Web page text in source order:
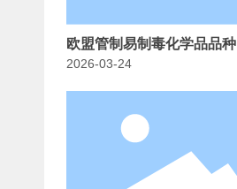
欧盟管制易制毒化学品品种
2026-03-24